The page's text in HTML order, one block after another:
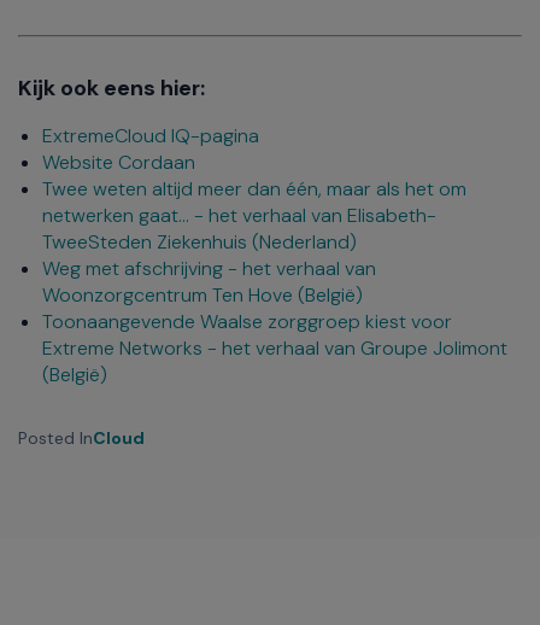
Kijk ook eens hier:
ExtremeCloud IQ-pagina
Website Cordaan
Twee weten altijd meer dan één, maar als het om
netwerken gaat... - het verhaal van Elisabeth-
TweeSteden Ziekenhuis (Nederland)
Weg met afschrijving - het verhaal van
Woonzorgcentrum Ten Hove (België)
Toonaangevende Waalse zorggroep kiest voor
Extreme Networks - het verhaal van Groupe Jolimont
(België)
Posted InCloud